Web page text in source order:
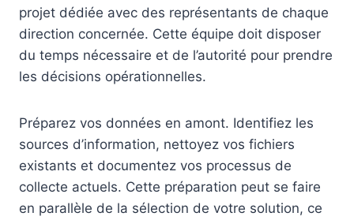
projet dédiée avec des représentants de chaque
direction concernée. Cette équipe doit disposer
du temps nécessaire et de l’autorité pour prendre
les décisions opérationnelles.
Préparez vos données en amont. Identifiez les
sources d’information, nettoyez vos fichiers
existants et documentez vos processus de
collecte actuels. Cette préparation peut se faire
en parallèle de la sélection de votre solution, ce